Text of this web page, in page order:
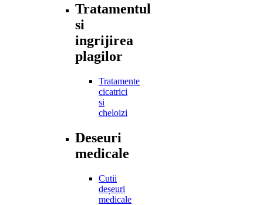
Tratamentul
si
ingrijirea
plagilor
Tratamente
cicatrici
si
cheloizi
Deseuri
medicale
Cutii
deșeuri
medicale